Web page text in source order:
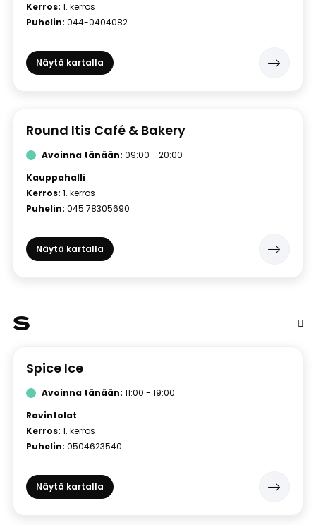
Kerros: 1. kerros
Puhelin: 044-0404082
Näytä kartalla
Round Itis Café & Bakery
Avoinna tänään: 09:00 - 20:00
Kauppahalli
Kerros: 1. kerros
Puhelin: 045 78305690
Näytä kartalla
S
Spice Ice
Avoinna tänään: 11:00 - 19:00
Ravintolat
Kerros: 1. kerros
Puhelin: 0504623540
Näytä kartalla